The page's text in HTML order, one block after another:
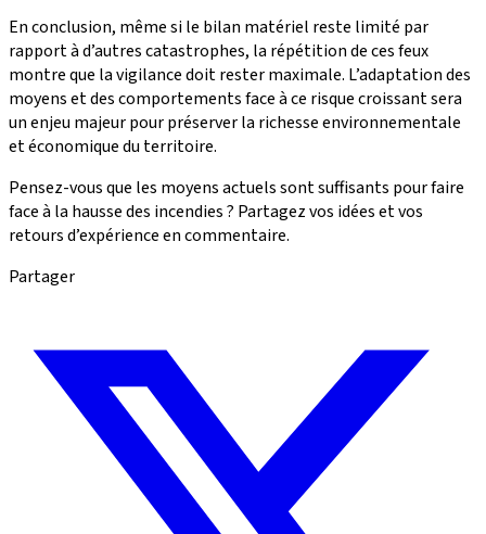
En conclusion, même si le bilan matériel reste limité par
rapport à d’autres catastrophes, la répétition de ces feux
montre que la vigilance doit rester maximale. L’adaptation des
moyens et des comportements face à ce risque croissant sera
un enjeu majeur pour préserver la richesse environnementale
et économique du territoire.
Pensez-vous que les moyens actuels sont suffisants pour faire
face à la hausse des incendies ? Partagez vos idées et vos
retours d’expérience en commentaire.
Partager